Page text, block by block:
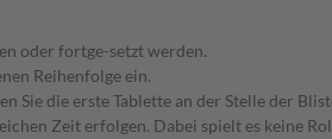
oder fortge-setzt werden.
Reihenfolge ein.
Sie die erste Tablette an der Stelle der
Zeit erfolgen. Dabei spielt es keine